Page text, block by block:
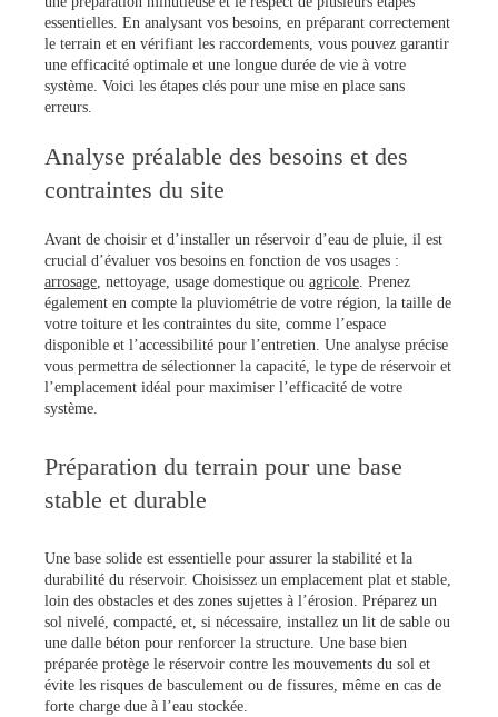
essentielles. En analysant vos besoins, en préparant correctement
le terrain et en vérifiant les raccordements, vous pouvez garantir
une efficacité optimale et une longue durée de vie à votre
système. Voici les étapes clés pour une mise en place sans
erreurs.
Analyse préalable des besoins et des
contraintes du site
Avant de choisir et d’installer un réservoir d’eau de pluie, il est
crucial d’évaluer vos besoins en fonction de vos usages :
arrosage, nettoyage, usage domestique ou agricole. Prenez
également en compte la pluviométrie de votre région, la taille de
votre toiture et les contraintes du site, comme l’espace
disponible et l’accessibilité pour l’entretien. Une analyse précise
vous permettra de sélectionner la capacité, le type de réservoir et
l’emplacement idéal pour maximiser l’efficacité de votre
système.
Préparation du terrain pour une base
stable et durable
Une base solide est essentielle pour assurer la stabilité et la
durabilité du réservoir. Choisissez un emplacement plat et stable,
loin des obstacles et des zones sujettes à l’érosion. Préparez un
sol nivelé, compacté, et, si nécessaire, installez un lit de sable ou
une dalle béton pour renforcer la structure. Une base bien
préparée protège le réservoir contre les mouvements du sol et
évite les risques de basculement ou de fissures, même en cas de
forte charge due à l’eau stockée.